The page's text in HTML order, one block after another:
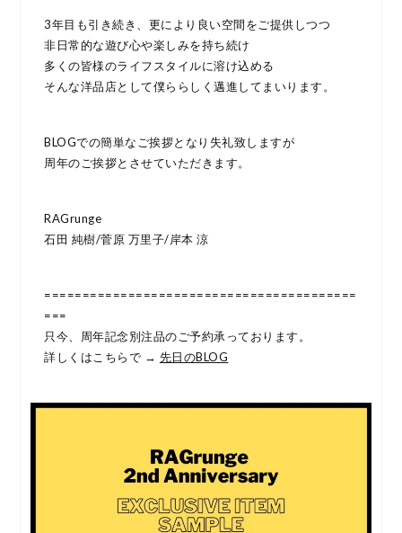
3年目も引き続き、更により良い空間をご提供しつつ
非日常的な遊び心や楽しみを持ち続け
多くの皆様のライフスタイルに溶け込める
そんな洋品店として僕ららしく邁進してまいります。
BLOGでの簡単なご挨拶となり失礼致しますが
周年のご挨拶とさせていただきます。
RAGrunge
石田 純樹/菅原 万里子/岸本 涼
=========================================
===
只今、周年記念別注品のご予約承っております。
詳しくはこちらで → 先日のBLOG